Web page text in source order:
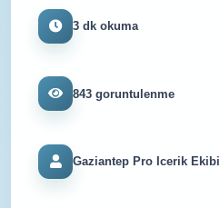
3 dk okuma
843 goruntulenme
Gaziantep Pro Icerik Ekibi